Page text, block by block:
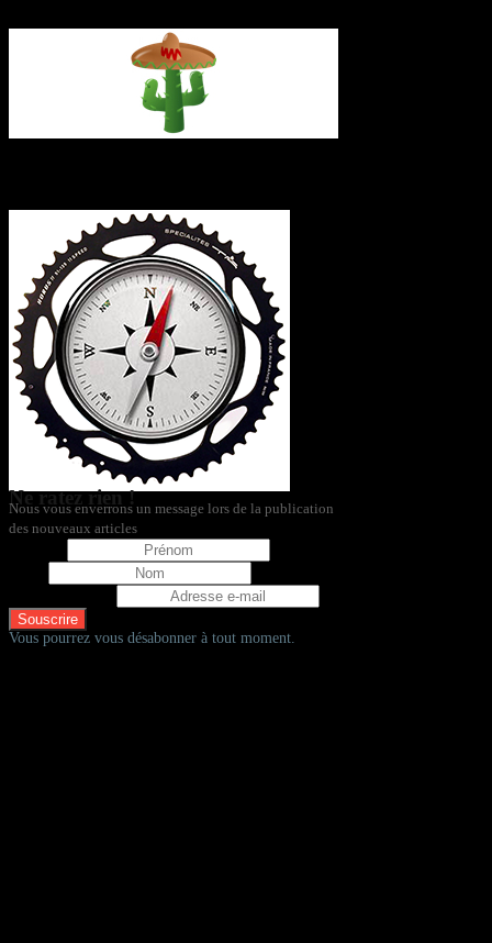
Ne ratez rien !
Nous vous enverrons un message lors de la publication
des nouveaux articles
Vous pourrez vous désabonner à tout moment.